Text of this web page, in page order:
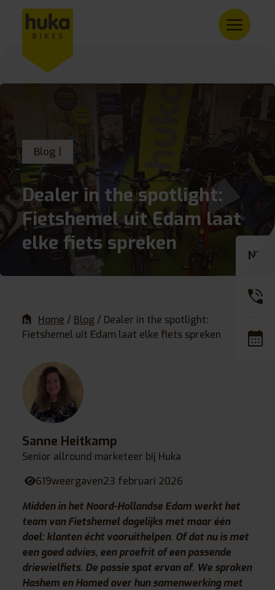
Blog |
Dealer in the spotlight:
Fietshemel uit Edam laat
elke fiets spreken
Home / Blog / Dealer in the spotlight:
Fietshemel uit Edam laat elke fiets spreken
Sanne Heitkamp
Senior allround marketeer bij Huka
619weergaven23 februari 2026
Midden in het Noord-Hollandse Edam werkt het
team van Fietshemel dagelijks met maar één
doel: klanten écht vooruithelpen. Of dat nu is met
een goed advies, een proefrit of een passende
driewielfiets. De passie spat ervan af. We spraken
Hashem en Hamed over hun samenwerking met
NL